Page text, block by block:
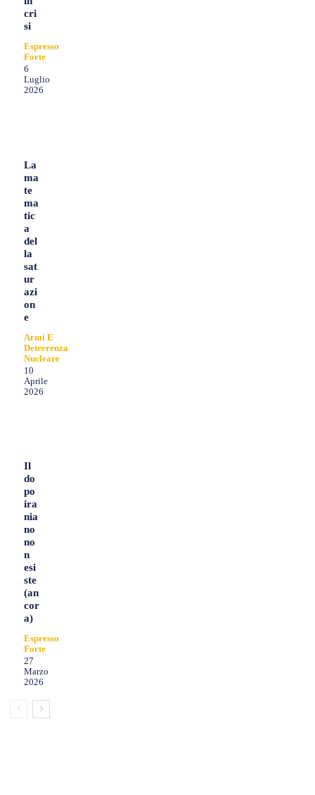
cri
si
Espresso
Forte
6
Luglio
2026
La
ma
te
ma
tic
a
del
la
sat
ur
azi
on
e
Armi E
Deterrenza
Nucleare
10
Aprile
2026
Il
do
po
ira
nia
no
no
n
esi
ste
(an
cor
a)
Espresso
Forte
27
Marzo
2026